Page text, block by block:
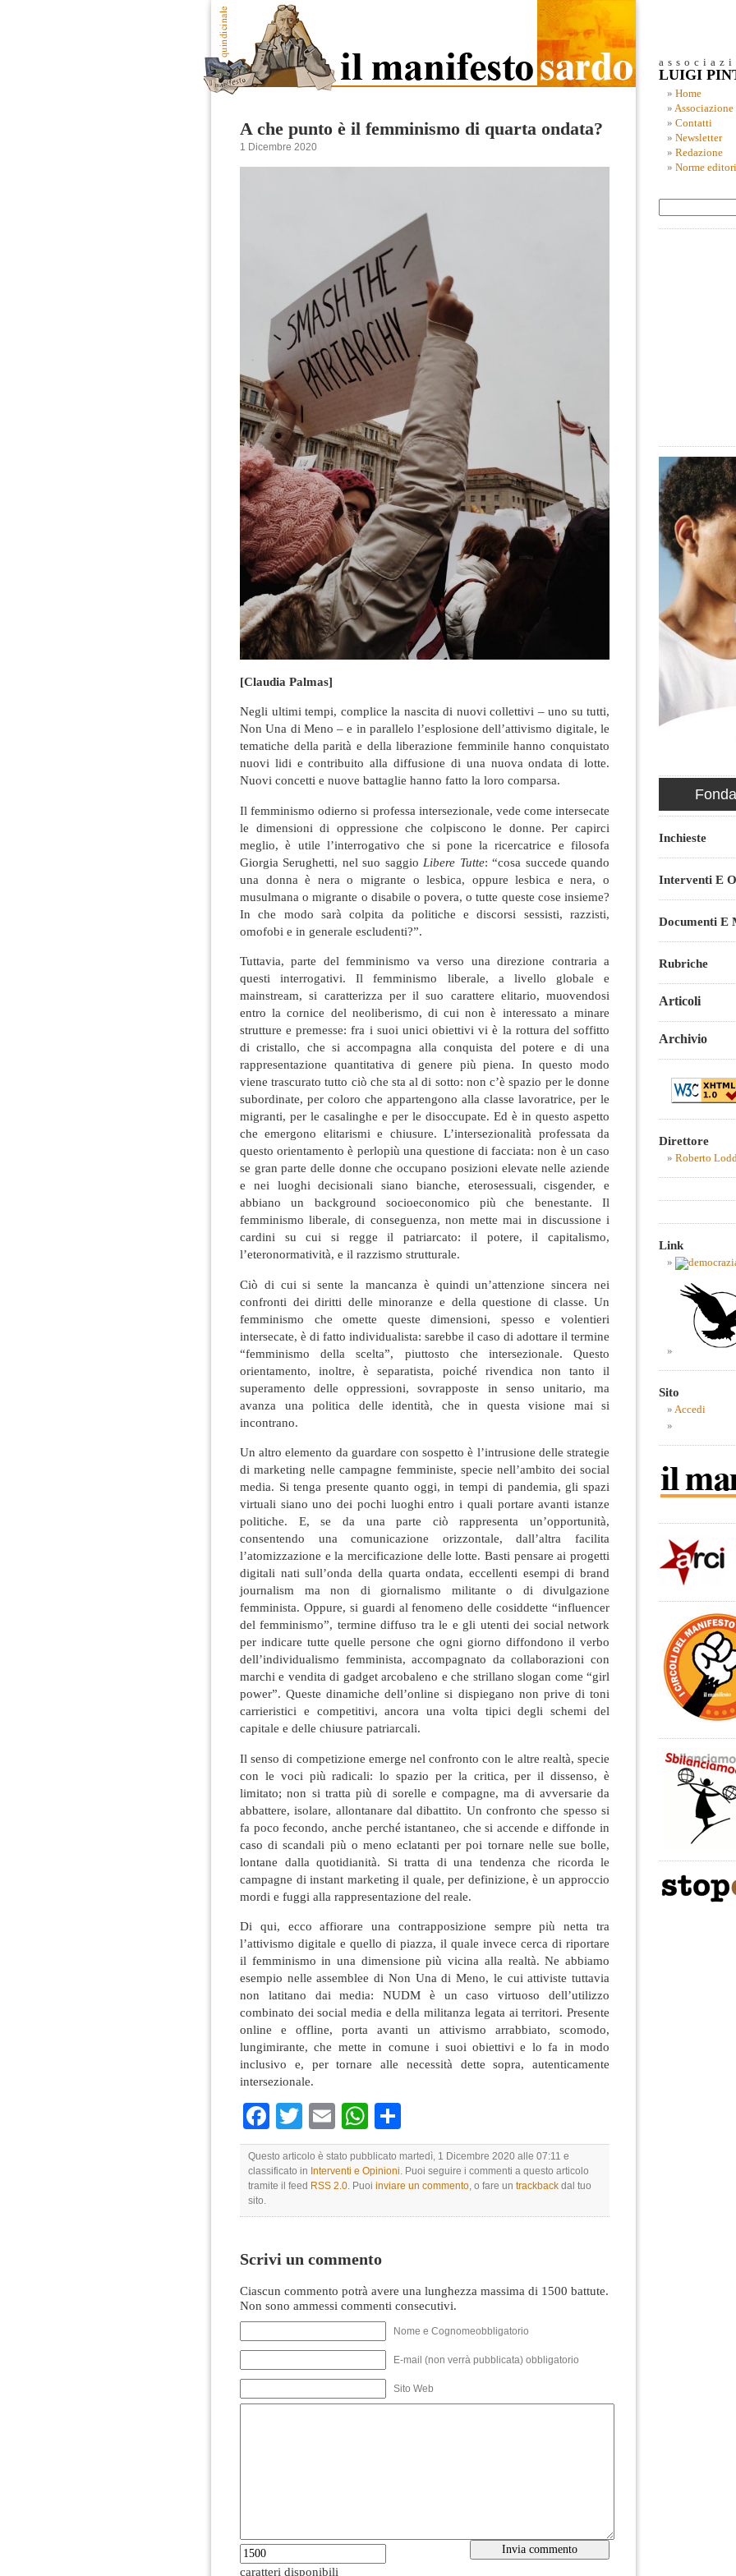
A che punto è il femminismo di quarta ondata?
1 Dicembre 2020
[Claudia Palmas]
Negli ultimi tempi, complice la nascita di nuovi collettivi – uno su tutti,
Non Una di Meno – e in parallelo l’esplosione dell’attivismo digitale, le
tematiche della parità e della liberazione femminile hanno conquistato
nuovi lidi e contribuito alla diffusione di una nuova ondata di lotte.
Nuovi concetti e nuove battaglie hanno fatto la loro comparsa.
Il femminismo odierno si professa intersezionale, vede come intersecate
le dimensioni di oppressione che colpiscono le donne. Per capirci
meglio, è utile l’interrogativo che si pone la ricercatrice e filosofa
Giorgia Serughetti, nel suo saggio Libere Tutte: “cosa succede quando
una donna è nera o migrante o lesbica, oppure lesbica e nera, o
musulmana o migrante o disabile o povera, o tutte queste cose insieme?
In che modo sarà colpita da politiche e discorsi sessisti, razzisti,
omofobi e in generale escludenti?”.
Tuttavia, parte del femminismo va verso una direzione contraria a
questi interrogativi. Il femminismo liberale, a livello globale e
mainstream, si caratterizza per il suo carattere elitario, muovendosi
entro la cornice del neoliberismo, di cui non è interessato a minare
strutture e premesse: fra i suoi unici obiettivi vi è la rottura del soffitto
di cristallo, che si accompagna alla conquista del potere e di una
rappresentazione quantitativa di genere più piena. In questo modo
viene trascurato tutto ciò che sta al di sotto: non c’è spazio per le donne
subordinate, per coloro che appartengono alla classe lavoratrice, per le
migranti, per le casalinghe e per le disoccupate. Ed è in questo aspetto
che emergono elitarismi e chiusure. L’intersezionalità professata da
questo orientamento è perlopiù una questione di facciata: non è un caso
se gran parte delle donne che occupano posizioni elevate nelle aziende
e nei luoghi decisionali siano bianche, eterosessuali, cisgender, e
abbiano un background socioeconomico più che benestante. Il
femminismo liberale, di conseguenza, non mette mai in discussione i
cardini su cui si regge il patriarcato: il potere, il capitalismo,
l’eteronormatività, e il razzismo strutturale.
Ciò di cui si sente la mancanza è quindi un’attenzione sincera nei
confronti dei diritti delle minoranze e della questione di classe. Un
femminismo che omette queste dimensioni, spesso e volentieri
intersecate, è di fatto individualista: sarebbe il caso di adottare il termine
“femminismo della scelta”, piuttosto che intersezionale. Questo
orientamento, inoltre, è separatista, poiché rivendica non tanto il
superamento delle oppressioni, sovrapposte in senso unitario, ma
avanza una politica delle identità, che in questa visione mai si
incontrano.
Un altro elemento da guardare con sospetto è l’intrusione delle strategie
di marketing nelle campagne femministe, specie nell’ambito dei social
media. Si tenga presente quanto oggi, in tempi di pandemia, gli spazi
virtuali siano uno dei pochi luoghi entro i quali portare avanti istanze
politiche. E, se da una parte ciò rappresenta un’opportunità,
consentendo una comunicazione orizzontale, dall’altra facilita
l’atomizzazione e la mercificazione delle lotte. Basti pensare ai progetti
digitali nati sull’onda della quarta ondata, eccellenti esempi di brand
journalism ma non di giornalismo militante o di divulgazione
femminista. Oppure, si guardi al fenomeno delle cosiddette “influencer
del femminismo”, termine diffuso tra le e gli utenti dei social network
per indicare tutte quelle persone che ogni giorno diffondono il verbo
dell’individualismo femminista, accompagnato da collaborazioni con
marchi e vendita di gadget arcobaleno e che strillano slogan come “girl
power”. Queste dinamiche dell’online si dispiegano non prive di toni
carrieristici e competitivi, ancora una volta tipici degli schemi del
capitale e delle chiusure patriarcali.
Il senso di competizione emerge nel confronto con le altre realtà, specie
con le voci più radicali: lo spazio per la critica, per il dissenso, è
limitato; non si tratta più di sorelle e compagne, ma di avversarie da
abbattere, isolare, allontanare dal dibattito. Un confronto che spesso si
fa poco fecondo, anche perché istantaneo, che si accende e diffonde in
caso di scandali più o meno eclatanti per poi tornare nelle sue bolle,
lontane dalla quotidianità. Si tratta di una tendenza che ricorda le
campagne di instant marketing il quale, per definizione, è un approccio
mordi e fuggi alla rappresentazione del reale.
Di qui, ecco affiorare una contrapposizione sempre più netta tra
l’attivismo digitale e quello di piazza, il quale invece cerca di riportare
il femminismo in una dimensione più vicina alla realtà. Ne abbiamo
esempio nelle assemblee di Non Una di Meno, le cui attiviste tuttavia
non latitano dai media: NUDM è un caso virtuoso dell’utilizzo
combinato dei social media e della militanza legata ai territori. Presente
online e offline, porta avanti un attivismo arrabbiato, scomodo,
lungimirante, che mette in comune i suoi obiettivi e lo fa in modo
inclusivo e, per tornare alle necessità dette sopra, autenticamente
intersezionale.
Facebook
TwitterEmailWhatsApp
Questo articolo è stato pubblicato martedì, 1 Dicembre 2020 alle 07:11 e
classificato in Interventi e Opinioni. Puoi seguire i commenti a questo articolo
tramite il feed RSS 2.0. Puoi inviare un commento, o fare un trackback dal tuo
sito.
Scrivi un commento
Ciascun commento potrà avere una lunghezza massima di 1500 battute.
Non sono ammessi commenti consecutivi.
Nome e Cognomeobbligatorio
E-mail (non verrà pubblicata) obbligatorio
Sito Web
caratteri disponibili
LUIGI
Home
Associazione
Contatti
Newsletter
Redazione
Norme
Inchieste
Interventi E
Documenti E
Rubriche
Articoli
Archivio
Direttore
Roberto
Link
Sito
Accedi